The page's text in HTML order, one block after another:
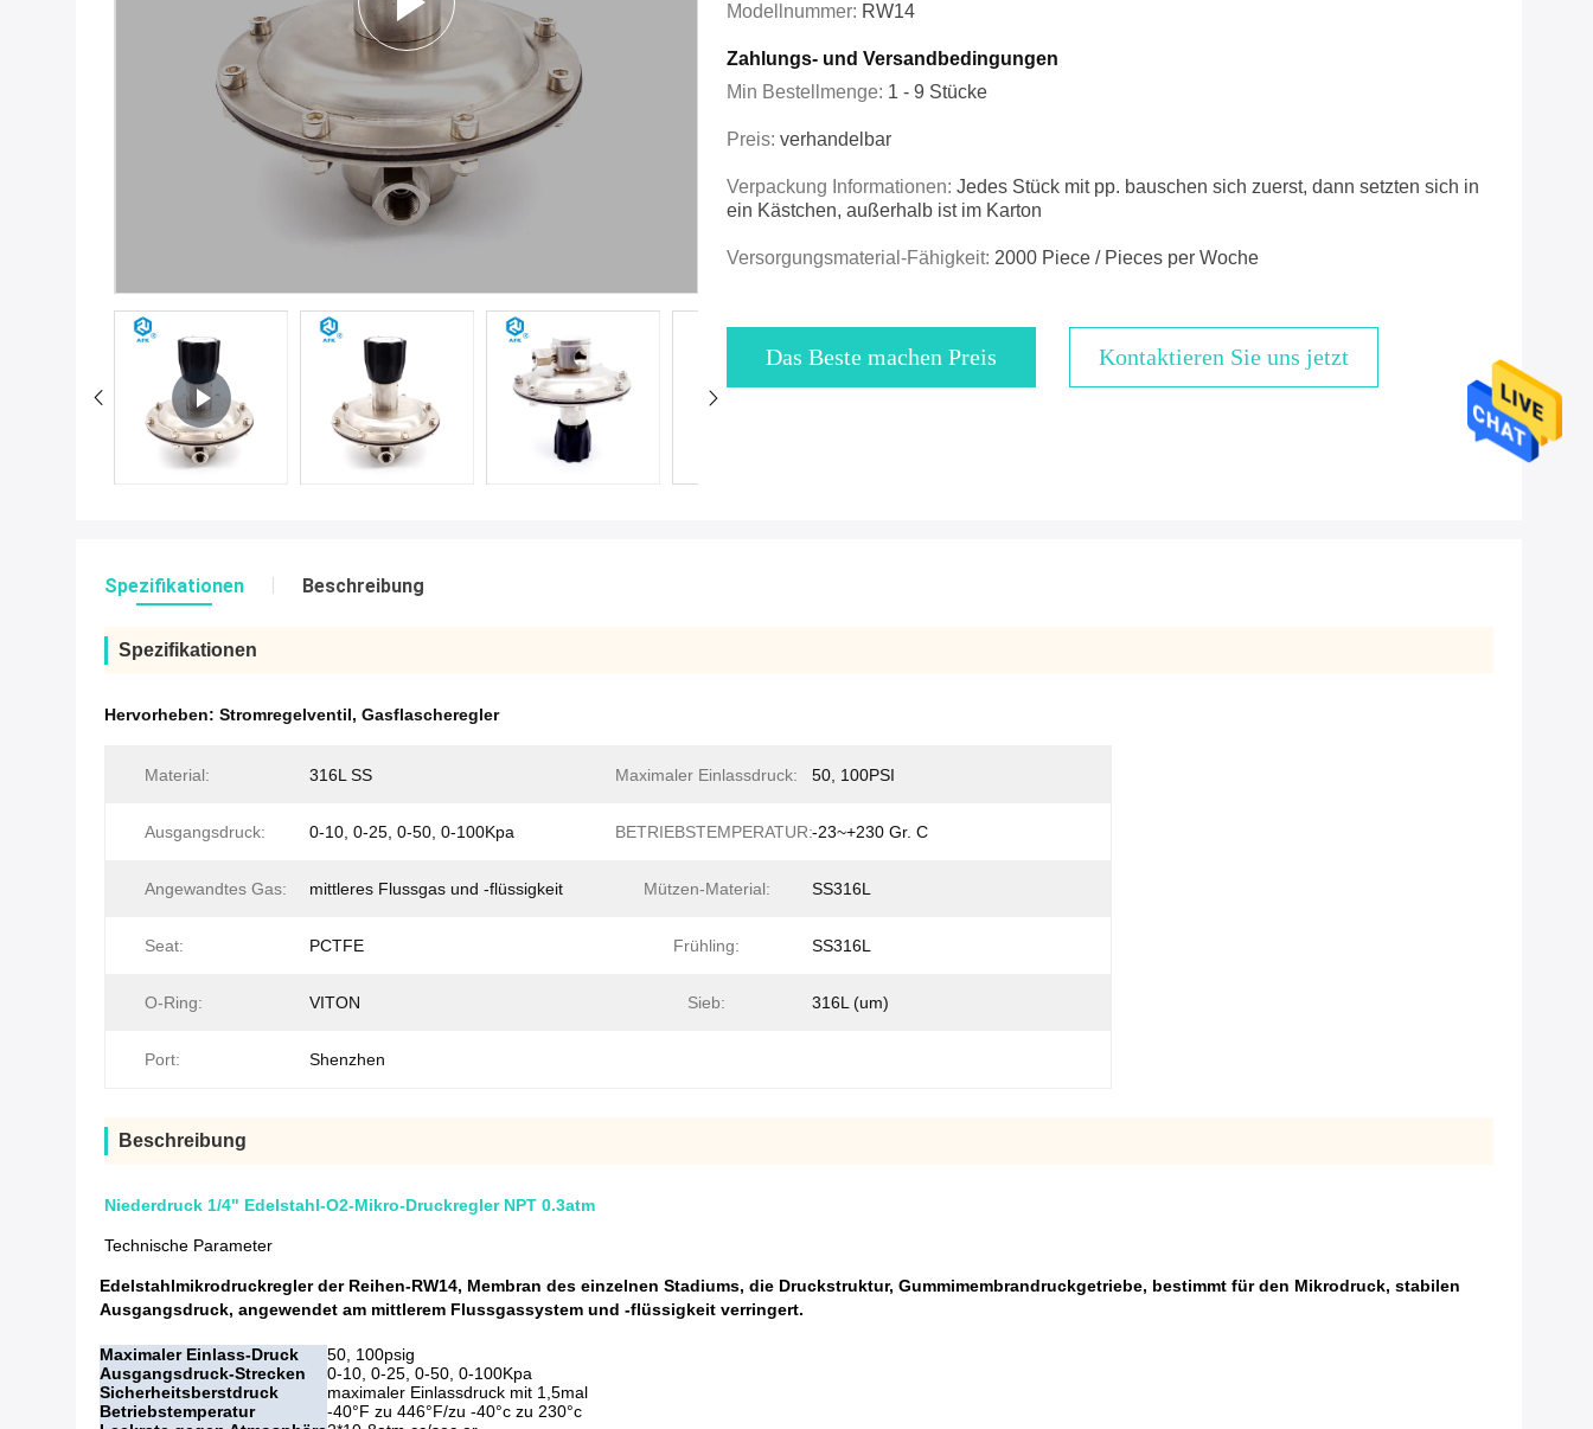
Modellnummer: RW14
Zahlungs- und Versandbedingungen
Min Bestellmenge: 1 - 9 Stücke
Preis: verhandelbar
Verpackung Informationen: Jedes Stück mit pp. bauschen sich zuerst, dann setzten sich in
ein Kästchen, außerhalb ist im Karton
Versorgungsmaterial-Fähigkeit: 2000 Piece / Pieces per Woche
Das Beste machen Preis Kontaktieren Sie uns jetzt
Spezifikationen Beschreibung
Spezifikationen
Hervorheben: Stromregelventil, Gasflascheregler
Material: 316L SS Maximaler Einlassdruck: 50, 100PSI
Ausgangsdruck: 0-10, 0-25, 0-50, 0-100Kpa BETRIEBSTEMPERATUR:-23~+230 Gr. C
Angewandtes Gas: mittleres Flussgas und -flüssigkeit Mützen-Material: SS316L
Seat: PCTFE Frühling: SS316L
O-Ring: VITON Sieb: 316L (um)
Port: Shenzhen
Beschreibung
Niederdruck 1/4" Edelstahl-O2-Mikro-Druckregler NPT 0.3atm
Technische Parameter
Edelstahlmikrodruckregler der Reihen-RW14, Membran des einzelnen Stadiums, die Druckstruktur, Gummimembrandruckgetriebe, bestimmt für den Mikrodruck, stabilen
Ausgangsdruck, angewendet am mittlerem Flussgassystem und -flüssigkeit verringert.
Maximaler Einlass-Druck
50, 100psig
Ausgangsdruck-Strecken
0-10, 0-25, 0-50, 0-100Kpa
Sicherheitsberstdruck
maximaler Einlassdruck mit 1,5mal
Betriebstemperatur
-40°F zu 446°F/zu -40°c zu 230°c